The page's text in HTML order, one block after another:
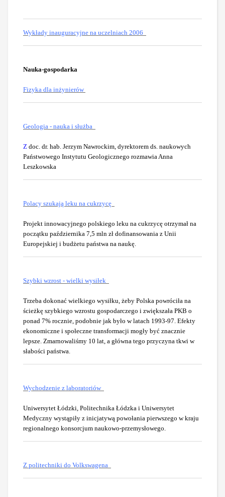
Wykłady inauguracyjne na uczelniach 2006
Nauka-gospodarka
Fizyka dla inżynierów
Geologia - nauka i służba
Z doc. dr. hab. Jerzym Nawrockim, dyrektorem ds. naukowych
Państwowego Instytutu Geologicznego rozmawia Anna
Leszkowska
Polacy szukają leku na cukrzycę
Projekt innowacyjnego polskiego leku na cukrzycę otrzymał na
początku października 7,5 mln zł dofinansowania z Unii
Europejskiej i budżetu państwa na naukę.
Szybki wzrost - wielki wysiłek
Trzeba dokonać wielkiego wysiłku, żeby Polska powróciła na
ścieżkę szybkiego wzrostu gospodarczego i zwiększała PKB o
ponad 7% rocznie, podobnie jak było w latach 1993-97. Efekty
ekonomiczne i społeczne transformacji mogły być znacznie
lepsze. Zmarnowaliśmy 10 lat, a główna tego przyczyna tkwi w
słabości państwa.
Wychodzenie z laboratoriów
Uniwersytet Łódzki, Politechnika Łódzka i Uniwersytet
Medyczny wystąpiły z inicjatywą powołania pierwszego w kraju
regionalnego konsorcjum naukowo-przemysłowego.
Z politechniki do Volkswagena